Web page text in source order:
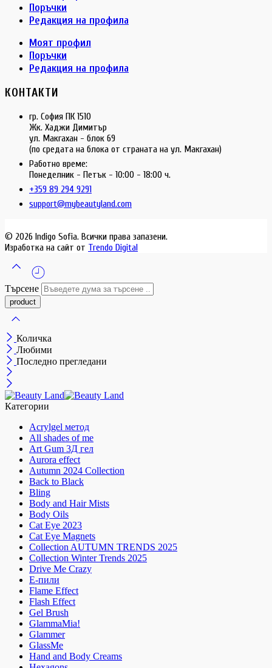
Поръчки
Редакция на профила
Моят профил
Поръчки
Редакция на профила
КОНТАКТИ
гр. София ПК 1510
Жк. Хаджи Димитър
ул. Макгахан - блок 69
(по средата на блока от страната на ул. Макгахан)
Работно време:
Понеделник - Петък - 10:00 - 18:00 ч.
+359 89 294 9291
support@mybeautyland.com
© 2026 Indigo Sofia. Всички права запазени.
Изработка на сайт от Trendo Digital
Търсене
Количка
Любими
Последно прегледани
Категории
Acrylgel метод
All shades of me
Art Gum 3Д гел
Aurora effect
Autumn 2024 Collection
Back to Black
Bling
Body and Hair Mists
Body Oils
Cat Eye 2023
Cat Eye Magnets
Collection AUTUMN TRENDS 2025
Collection Winter Trends 2025
Drive Me Crazy
E-пили
Flame Effect
Flash Effect
Gel Brush
GlammaMia!
Glammer
GlassMe
Hand and Body Creams